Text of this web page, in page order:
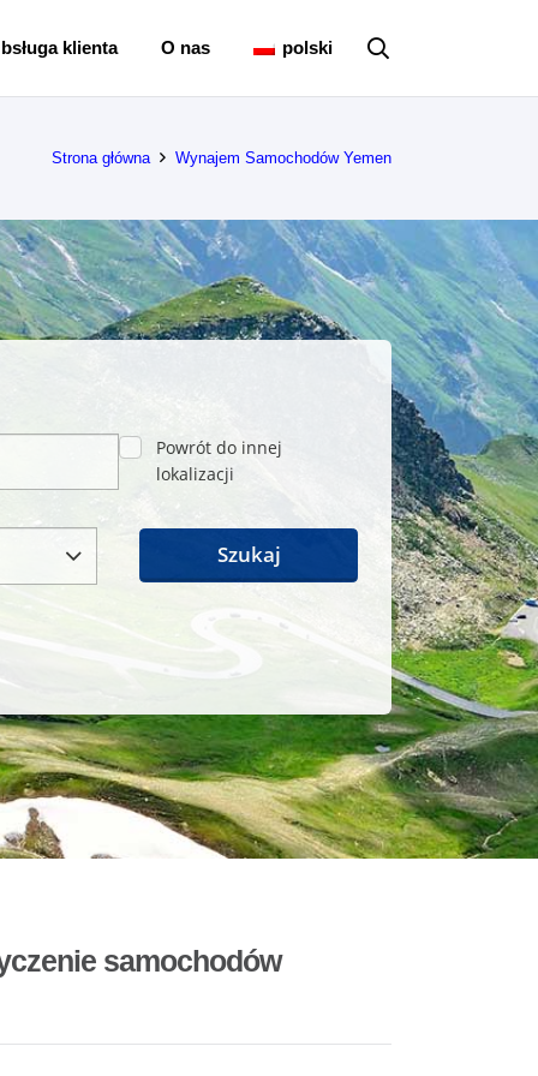
klienta O nas polski
Strona główna Wynajem Samochodów Yemen
Powrót do innej
lokalizacji
Szukaj
samochodów